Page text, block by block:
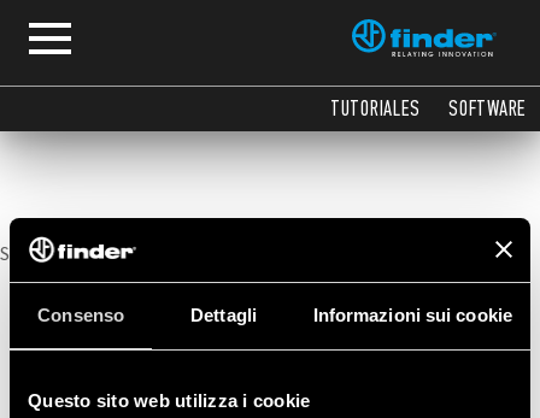
Consenso Dettagli Informazioni sui cookie
Questo sito web utilizza i cookie
TUTORIALES SOFTWARE
Información sobre la gama
Sorry, no posts matched your criteria.